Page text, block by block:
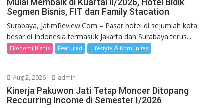
Segmen Bisnis, FIT dan Family Stacation
Surabaya, JatimReview.Com – Pasar hotel di sejumlah kota
besar di Indonesia termasuk Jakarta dan Surabaya terus...
Ekonomi Bisnis Featured Lifestyle & Komunitas
Aug 2, 2026 admin
Kinerja Pakuwon Jati Tetap Moncer Ditopang
Reccurring Income di Semester I/2026